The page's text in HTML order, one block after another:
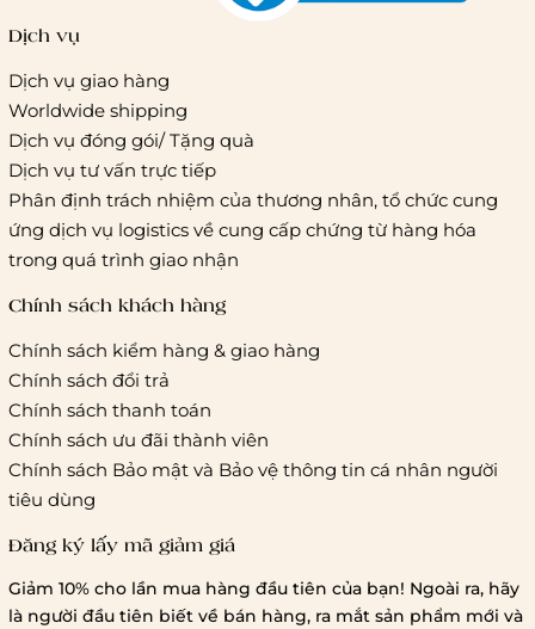
Giao hàng tiêu chuẩn:
Hồ Chí Minh:
Áp dụng theo bảng giá cước của ĐVVC
Vietelpost/ Giaohangtietkiem và 1 số đối tác vận chuyển
Hà Nội và các tỉnh thành khác:
Áp dụng theo bảng giá
cước của ĐVVC Vietelpost/ Giaohangtietkiem... và 1 số đối
tác vận chuyển khác
Thời gian giao hàng
Hồ Chí Minh:
Hà Nội và các tỉnh thành khá
Lưu ý chung về chính sách vận chuyển
1 triệu đồng
Dịch vụ
Dịch vụ giao hàng
Worldwide shipping
Dịch vụ đóng gói/ Tặng quà
Dịch vụ tư vấn trực tiếp
Phân định trách nhiệm của thương nhân, tổ chức cung
ứng dịch vụ logistics về cung cấp chứng từ hàng hóa
trong quá trình giao nhận
Chính sách khách hàng
Chính sách kiểm hàng & giao hàng
Chính sách đổi trả
Chính sách thanh toán
Chính sách ưu đãi thành viên
Chính sách Bảo mật và Bảo vệ thông tin cá nhân người
tiêu dùng
Đăng ký lấy mã giảm giá
Giảm 10% cho lần mua hàng đầu tiên của bạn! Ngoài ra, hãy
là người đầu tiên biết về bán hàng, ra mắt sản phẩm mới và